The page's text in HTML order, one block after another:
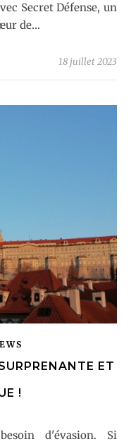
Secret Défense, un
de…
18 juillet 2023
ET
!